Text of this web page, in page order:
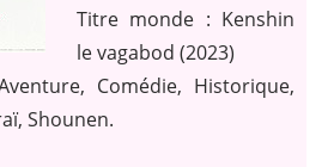
Titre monde : Kenshin
le vagabod (2023)
Comédie, Historique,
Shounen.